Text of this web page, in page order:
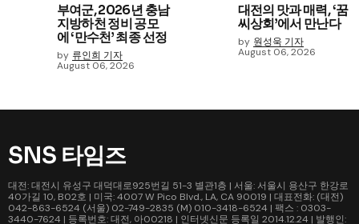
부여군, 2026년 충남
지방하천 정비 공모
에 ‘만수천’ 최종 선정
by 류인희 기자
August 06, 2026
대전의 맛과 매력, ‘꿈
씨상회’에서 만난다
by 원성욱 기자
August 06, 2026
SNS 타임즈
대전: 대전시 유성구 대덕대로925번길 51-3 별관1층 | 서울: 서울시 용산구 한강로
40가길 10, B02호 | 미국: 4007 W Pico Blvd., LA, CA 90019 | 대표전화: (대전)
042-863-6524 (서울) 02-749-2835 (M) 010-3418-6524 | 팩스 : 0303-
3440-7624 | 등록번호: 대전, 아00218 | 인터넷신문 등록일 2014.12.24 | 발행인: